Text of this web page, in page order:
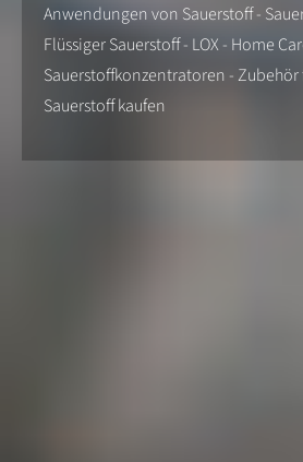
Anwendungen von Sauerstoff -
Flüssiger Sauerstoff - LOX - Home
Sauerstoffkonzentratoren - Zubehör
Sauerstoff kaufen